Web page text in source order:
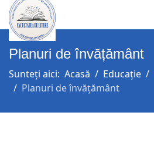
Planuri de învățământ
Sunteți aici: Acasă Educație
Planuri de învățământ